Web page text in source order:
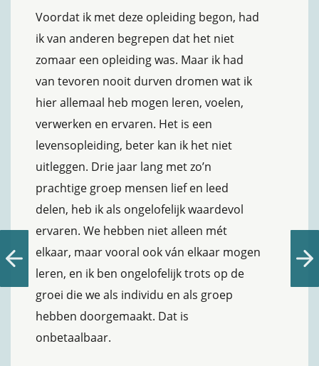
Voordat ik met deze opleiding begon, had
ik van anderen begrepen dat het niet
zomaar een opleiding was. Maar ik had
van tevoren nooit durven dromen wat ik
hier allemaal heb mogen leren, voelen,
verwerken en ervaren. Het is een
levensopleiding, beter kan ik het niet
uitleggen. Drie jaar lang met zo’n
prachtige groep mensen lief en leed
delen, heb ik als ongelofelijk waardevol
ervaren. We hebben niet alleen mét
elkaar, maar vooral ook ván elkaar mogen
leren, en ik ben ongelofelijk trots op de
groei die we als individu en als groep
hebben doorgemaakt. Dat is
onbetaalbaar.